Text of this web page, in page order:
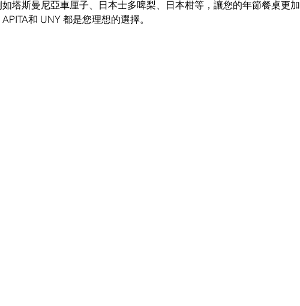
塔斯曼尼亞車厘子、日本士多啤梨、日本柑等，讓您的年節餐桌更加
和 UNY 都是您理想的選擇。